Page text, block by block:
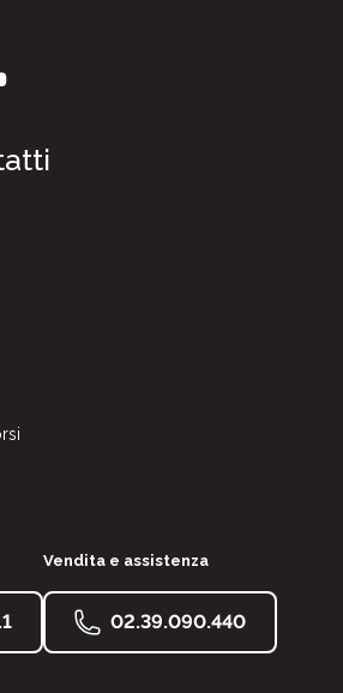
Vendita e assistenza
02.39.090.440